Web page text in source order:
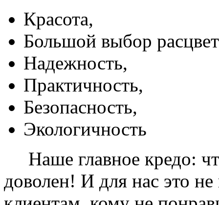
Красота,
Большой выбор
Надежность,
Практичность,
Безопасность,
Экологичность
Наше главное кредо:
доволен! И для нас это